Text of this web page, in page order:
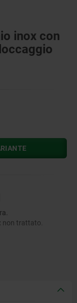
inox con
non trattato.